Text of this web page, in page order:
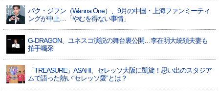
パク・ジフン（Wanna One）、9月の中国・上海ファンミーティ
ングが中止…「やむを得ない事情」
G-DRAGON、ユネスコ演説の舞台裏公開…李在明大統領夫妻も
拍手喝采
「TREASURE」ASAHI、セレッソ大阪に凱旋！思い出のスタジア
ムで語った熱い“セレッソ愛”とは？